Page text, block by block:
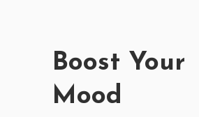
Boost Your
Mood